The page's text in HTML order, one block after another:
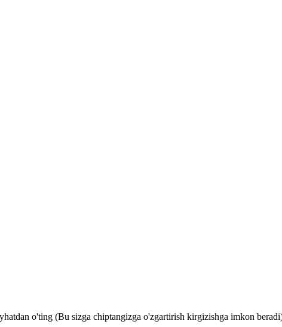
o'ting (Bu sizga chiptangizga o'zgartirish kirgizishga imkon